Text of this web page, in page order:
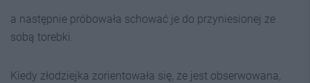
a następnie próbowała schować je do przyniesionej ze
sobą torebki.
Kiedy złodziejka zorientowała się, że jest obserwowana,